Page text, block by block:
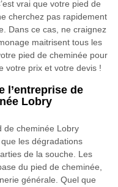
vrai que votre pied de
cherchez pas rapidement
Dans ce cas, ne craignez
maitrisent tous les
pied de cheminée pour
votre prix et votre devis !
l’entreprise de
Lobry
de cheminée Lobry
les dégradations
de la souche. Les
du pied de cheminée,
générale. Quel que